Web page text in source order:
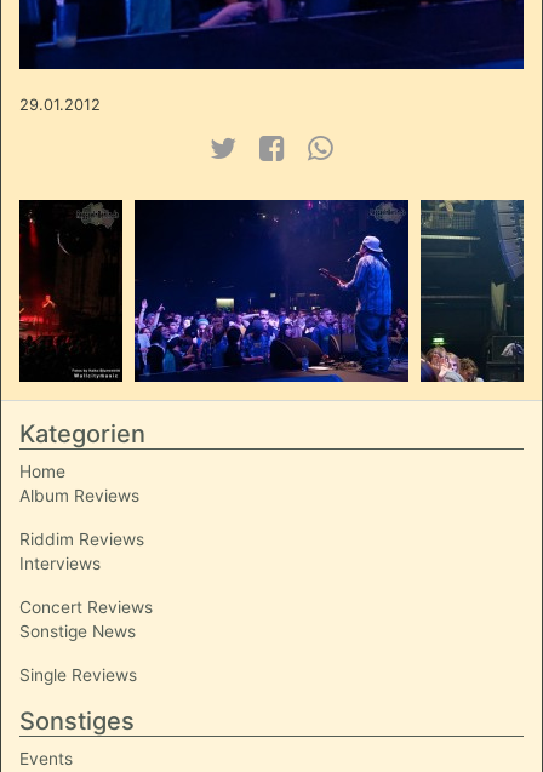
29.01.2012
Kategorien
Home
Album Reviews
Riddim Reviews
Interviews
Concert Reviews
Sonstige News
Single Reviews
Sonstiges
Events